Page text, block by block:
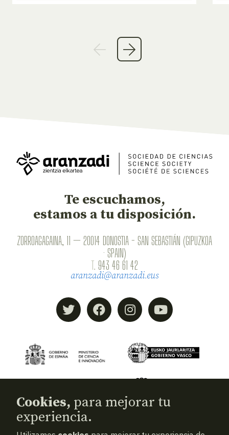
Te escuchamos,
estamos a tu disposición.
ZORROAGAGAINA, 11 — 20014 DONOSTIA - SAN SEBASTIÁN (GIPUZKOA
· SPAIN)
T. 943 46 61 42
aranzadi@aranzadi.eus
Cookies, para mejorar tu
experiencia.